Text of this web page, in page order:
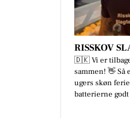
RISSKOV
🇩🇰 Vi er
sammen! 👋 Så
ugers skøn
batterierne